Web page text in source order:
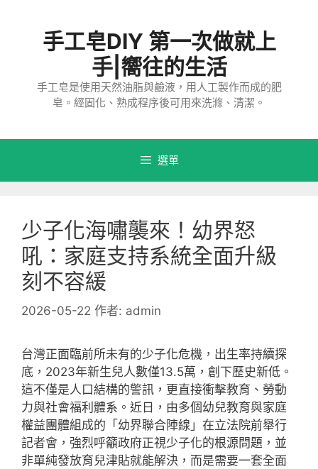
手工皂DIY 第一次做就上
手|嚮往的生活
手工皂是使用天然油脂與鹼液，用人工製作而成的肥
皂。經固化、熟成程序後可用來洗滌、清潔。
選單
少子化海嘯襲來！幼界怒
吼：家庭支持系統全面升級
刻不容緩
2026-05-22 作者: admin
台灣正面臨前所未有的少子化危機，出生率持續探
底，2023年新生兒人數僅13.5萬，創下歷史新低。
這不僅是人口結構的警訊，更直接衝擊教育、勞動
力與社會福利體系。近日，由多個幼兒教育與家庭
權益團體組成的「幼界聯合陣線」在立法院前舉行
記者會，強烈呼籲政府正視少子化的根源問題，並
非單純發放育兒津貼就能解決，而是需要一套全面